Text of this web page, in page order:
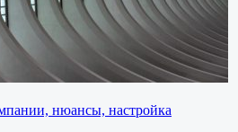
нюансы, настройка